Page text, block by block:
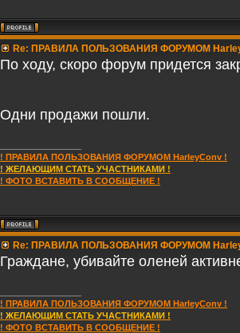
Re: ПРАВИЛА ПОЛЬЗОВАНИЯ ФОРУМОМ
По ходу, скоро форум придется
Одни продажи пошли.
! ПРАВИЛА ПОЛЬЗОВАНИЯ ФОРУМОМ HarleyConv !
! ЖЕЛАЮЩИМ СТАТЬ УЧАСТНИКАМИ !
! ФОТО ВСТАВИТЬ В СООБЩЕНИЕ !
Re: ПРАВИЛА ПОЛЬЗОВАНИЯ ФОРУМОМ
Граждане, убивайте оленей
! ПРАВИЛА ПОЛЬЗОВАНИЯ ФОРУМОМ HarleyConv !
! ЖЕЛАЮЩИМ СТАТЬ УЧАСТНИКАМИ !
! ФОТО ВСТАВИТЬ В СООБЩЕНИЕ !